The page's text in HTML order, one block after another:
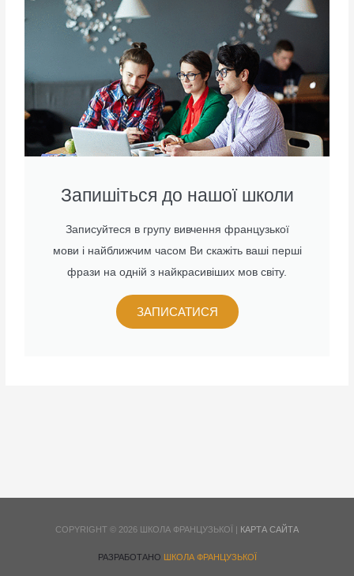
Запишіться до нашої школи
Записуйтеся в групу вивчення французької
мови і найближчим часом Ви скажіть ваші перші
фрази на одній з найкрасивіших мов світу.
ЗАПИСАТИСЯ
COPYRIGHT © 2026 ШКОЛА ФРАНЦУЗЬКОЇ | КАРТА САЙТА
РАЗРАБОТАНО ШКОЛА ФРАНЦУЗЬКОЇ